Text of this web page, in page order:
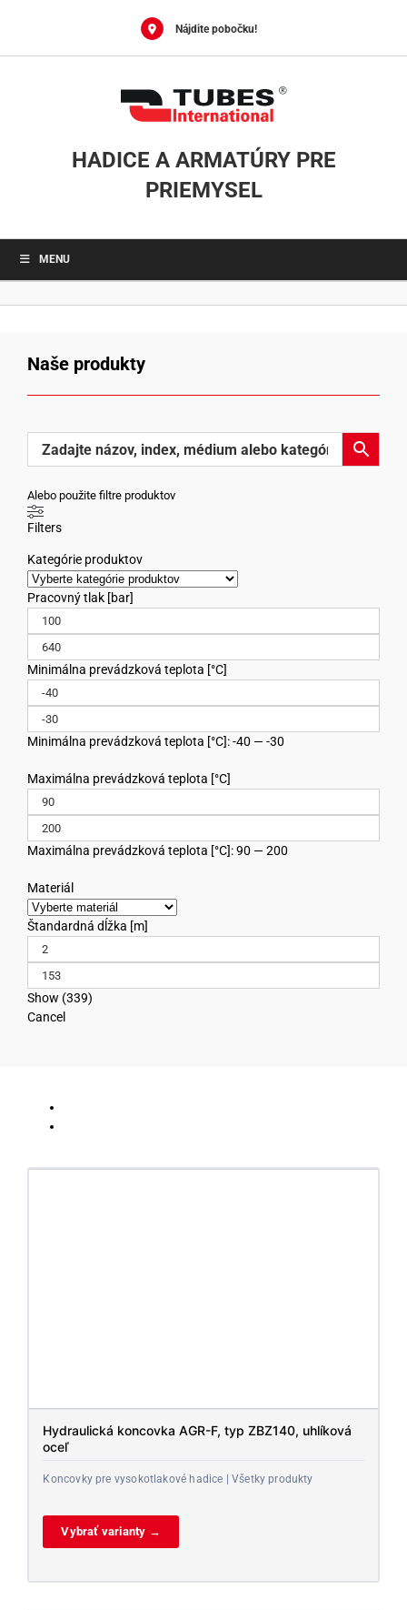
Nájdite pobočku!
HADICE A ARMATÚRY PRE
PRIEMYSEL
MENU
Naše produkty
Alebo použite filtre produktov
Filters
Kategórie produktov
Pracovný tlak [bar]
Minimálna prevádzková teplota [°C]
Minimálna prevádzková teplota [°C]: -40 — -30
Maximálna prevádzková teplota [°C]
Maximálna prevádzková teplota [°C]: 90 — 200
Materiál
Štandardná dĺžka [m]
Show (339)
Cancel
Hydraulická koncovka AGR-F, typ ZBZ140, uhlíková
oceľ
Koncovky pre vysokotlakové hadice | Všetky produkty
Vybrať varianty →